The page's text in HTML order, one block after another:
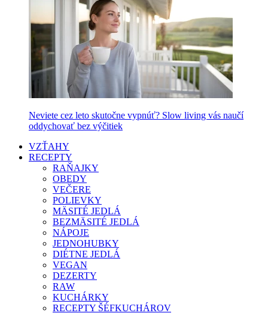
Neviete cez leto skutočne vypnúť? Slow living vás naučí
oddychovať bez výčitiek
VZŤAHY
RECEPTY
RAŇAJKY
OBEDY
VEČERE
POLIEVKY
MÄSITÉ JEDLÁ
BEZMÄSITÉ JEDLÁ
NÁPOJE
JEDNOHUBKY
DIÉTNE JEDLÁ
VEGAN
DEZERTY
RAW
KUCHÁRKY
RECEPTY ŠÉFKUCHÁROV